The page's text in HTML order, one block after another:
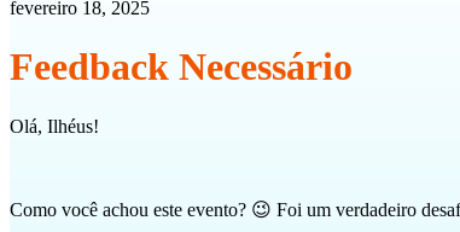
fevereiro 18, 2025
Feedback Necessário
Olá, Ilhéus!
Como você achou este evento? 😉 Foi um verdadeiro